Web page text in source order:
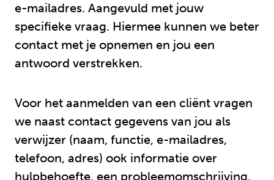
e-mailadres. Aangevuld met jouw
specifieke vraag. Hiermee kunnen we beter
contact met je opnemen en jou een
antwoord verstrekken.
Voor het aanmelden van een cliënt vragen
we naast contact gegevens van jou als
verwijzer (naam, functie, e-mailadres,
telefoon, adres) ook informatie over
hulpbehoefte, een probleemomschrijving,